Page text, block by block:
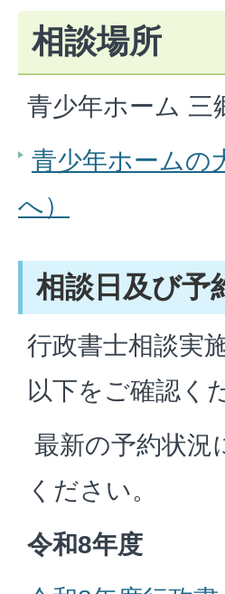
相談場所
青少年ホーム 三
青少年ホームの
へ）
相談日及び予
行政書士相談実
以下をご確認く
最新の予約状況
ください。
令和8年度